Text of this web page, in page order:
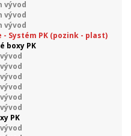
vývod
vývod
vývod
- Systém PK (pozink - plast)
boxy PK
PK